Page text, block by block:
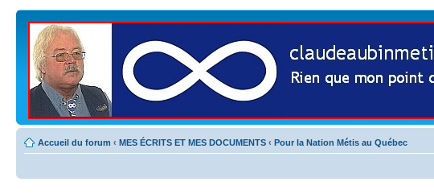
Accueil du forum ‹ MES ÉCRITS ET MES DOCUMENTS ‹ Pour la Nation Métis au Québec